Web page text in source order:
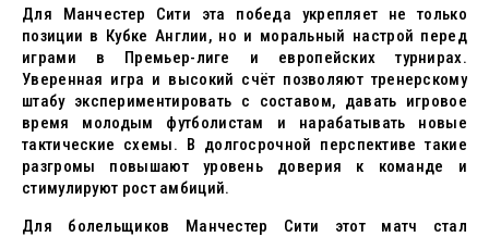
Для Манчестер Сити эта победа укрепляет не только
позиции в Кубке Англии, но и моральный настрой перед
играми в Премьер-лиге и европейских турнирах.
Уверенная игра и высокий счёт позволяют тренерскому
штабу экспериментировать с составом, давать игровое
время молодым футболистам и нарабатывать новые
тактические схемы. В долгосрочной перспективе такие
разгромы повышают уровень доверия к команде и
стимулируют рост амбиций.
Для болельщиков Манчестер Сити этот матч стал